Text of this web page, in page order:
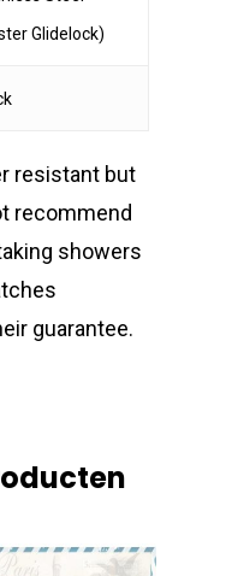
Glidelock)
resistant but
recommend
showers
guarantee.